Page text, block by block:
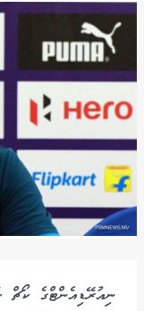
ނިއުރޭޑިއެންޓްގެ